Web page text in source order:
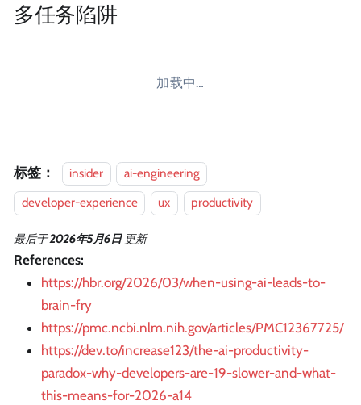
多任务陷阱
加载中…
标签： insider
ai-engineering
developer-experience
ux productivity
最后于2026年5月6日 更新
References:
https://hbr.org/2026/03/when-using-ai-leads-to-
brain-fry
https://pmc.ncbi.nlm.nih.gov/articles/PMC12367725/
https://dev.to/increase123/the-ai-productivity-
paradox-why-developers-are-19-slower-and-what-
this-means-for-2026-a14